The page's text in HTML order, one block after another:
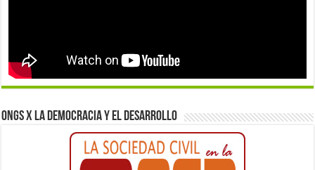
ONGs x la democracia y el desarrollo